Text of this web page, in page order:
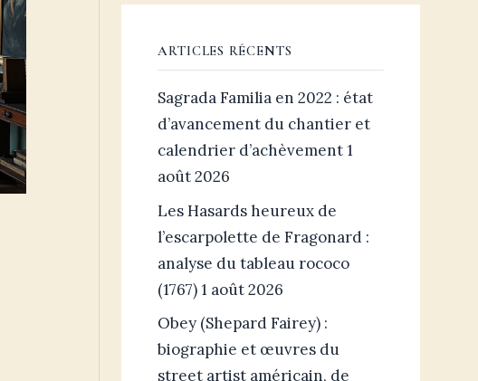
ARTICLES RÉCENTS
Sagrada Familia en 2022 : état
d’avancement du chantier et
calendrier d’achèvement1
août 2026
Les Hasards heureux de
l’escarpolette de Fragonard :
analyse du tableau rococo
(1767)1 août 2026
Obey (Shepard Fairey) :
biographie et œuvres du
street artist américain, de